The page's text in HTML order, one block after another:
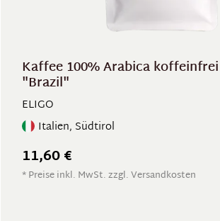
Kaffee 100% Arabica
"Brazil"
ELIGO
Italien, Südtirol
11,60 €
* Preise inkl. MwSt. zzgl. Versandkosten